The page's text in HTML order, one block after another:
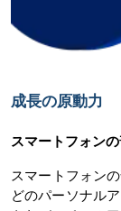
成長の原動力
スマートフォン
スマートフォン
どのパーソナル